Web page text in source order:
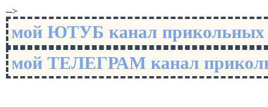
-->
мой ЮТУБ канал
мой ТЕЛЕГРАМ канал